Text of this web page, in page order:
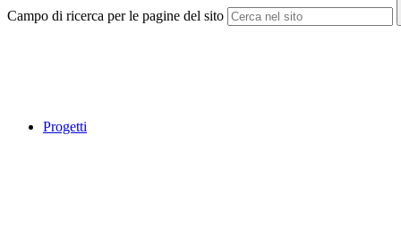
Campo di ricerca per le pagine del sito
Progetti